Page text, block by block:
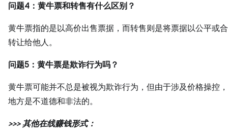
问题4：黄牛票和转售有什么区别？
黄牛票指的是以高价出售票据，而转售则是将票据以公平或
转让给他人。
问题5：黄牛票是欺诈行为吗？
黄牛票可能并不总是被视为欺诈行为，但由于涉及价格操控
地方是不道德和非法的。
>>> 其他在线赚钱形式：